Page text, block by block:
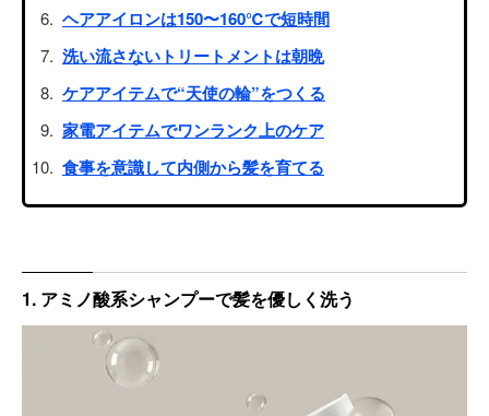
ヘアアイロンは150〜160℃で短時間
洗い流さないトリートメントは朝晩
ケアアイテムで“天使の輪”をつくる
家電アイテムでワンランク上のケア
食事を意識して内側から髪を育てる
1. アミノ酸系シャンプーで髪を優しく洗う